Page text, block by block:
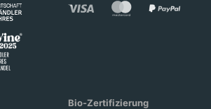
Bio-Zertifizierung